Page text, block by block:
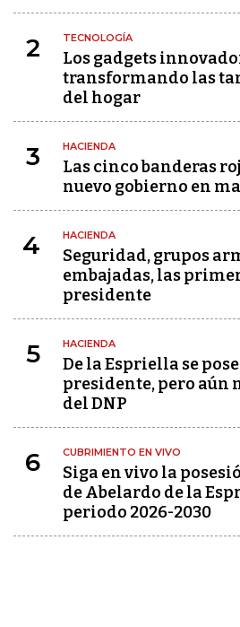
2 TECNOLOGÍA
Los gadgets
transformando las
del hogar
3 HACIENDA
Las cinco banderas
nuevo gobierno en
4 HACIENDA
Seguridad, grupos
embajadas, las
presidente
5 HACIENDA
De la Espriella se
presidente, pero aún
del DNP
6 CUBRIMIENTO EN VIVO
Siga en vivo la
de Abelardo de la
periodo 2026-2030